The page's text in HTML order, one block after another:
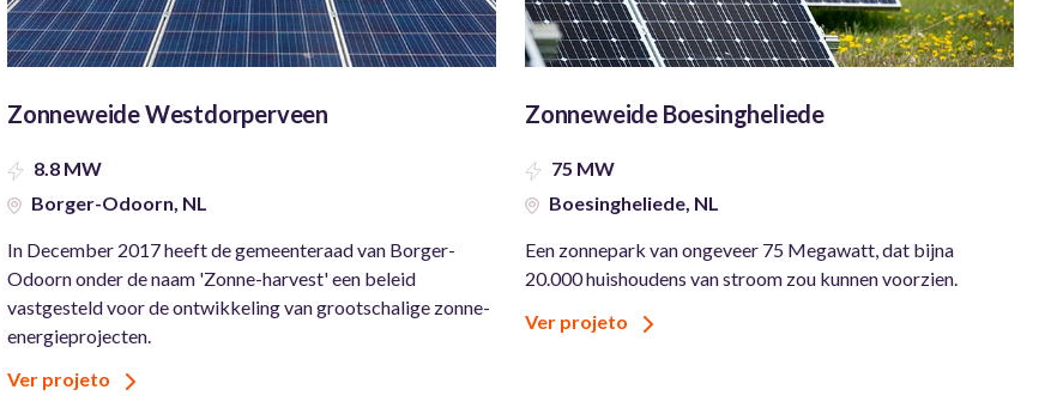
Zonneweide Westdorperveen
8.8 MW
Borger-Odoorn, NL
In December 2017 heeft de gemeenteraad van Borger-
Odoorn onder de naam 'Zonne-harvest' een beleid
vastgesteld voor de ontwikkeling van grootschalige zonne-
energieprojecten.
Ver projeto
Zonneweide Boesingheliede
75 MW
Boesingheliede, NL
Een zonnepark van ongeveer 75 Megawatt, dat bijna
20.000 huishoudens van stroom zou kunnen voorzien.
Ver projeto